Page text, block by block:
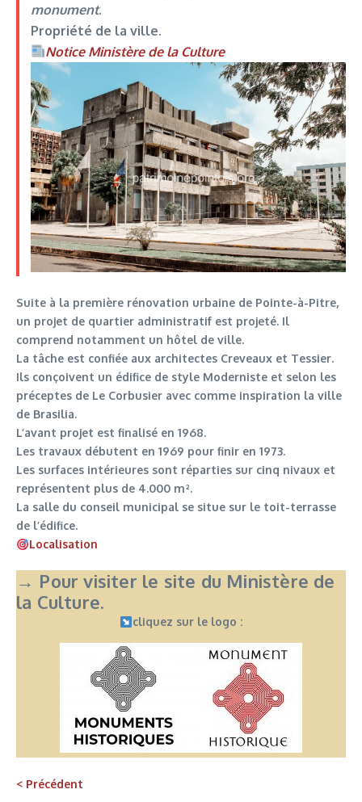
monument.
Propriété de la ville.
Notice Ministère de la Culture
Suite à la première rénovation urbaine de Pointe-à-Pitre,
un projet de quartier administratif est projeté. Il
comprend notamment un hôtel de ville.
La tâche est confiée aux architectes Creveaux et Tessier.
Ils conçoivent un édifice de style Moderniste et selon les
préceptes de Le Corbusier avec comme inspiration la ville
de Brasilia.
L’avant projet est finalisé en 1968.
Les travaux débutent en 1969 pour finir en 1973.
Les surfaces intérieures sont réparties sur cinq nivaux et
représentent plus de 4.000 m².
La salle du conseil municipal se situe sur le toit-terrasse
de l’édifice.
Localisation
→ Pour visiter le site du Ministère de
la Culture.
cliquez sur le logo :
< Précédent